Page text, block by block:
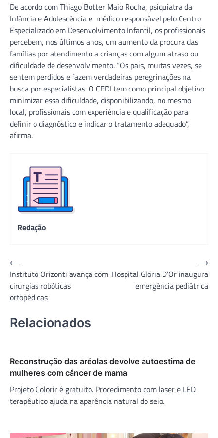
De acordo com Thiago Botter Maio Rocha, psiquiatra da
Infância e Adolescência e médico responsável pelo Centro
Especializado em Desenvolvimento Infantil, os profissionais
percebem, nos últimos anos, um aumento da procura das
famílias por atendimento a crianças com algum atraso ou
dificuldade de desenvolvimento. “Os pais, muitas vezes, se
sentem perdidos e fazem verdadeiras peregrinações na
busca por especialistas. O CEDI tem como principal objetivo
minimizar essa dificuldade, disponibilizando, no mesmo
local, profissionais com experiência e qualificação para
definir o diagnóstico e indicar o tratamento adequado”,
afirma.
Redação
Navegação
de
Post
⟵
Instituto Orizonti avança com
cirurgias robóticas
ortopédicas
Hospital Glória D’Or inaugura
emergência pediátrica
⟶
Relacionados
Reconstrução das aréolas devolve autoestima de
mulheres com câncer de mama
Projeto Colorir é gratuito. Procedimento com laser e LED
terapêutico ajuda na aparência natural do seio.